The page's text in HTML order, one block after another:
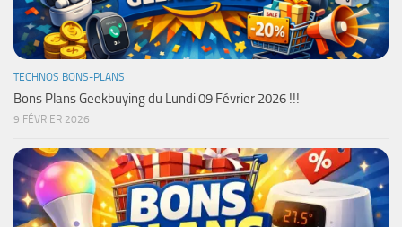
TECHNOS BONS-PLANS
Bons Plans Geekbuying du Lundi 09 Février 2026 !!!
9 FÉVRIER 2026